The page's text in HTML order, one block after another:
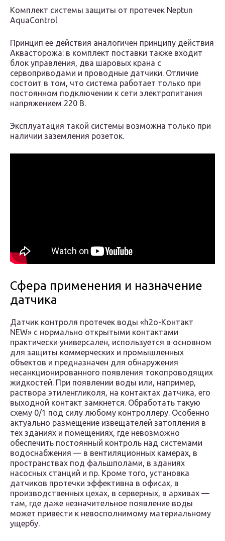
Комплект системы защиты от протечек Neptun
AquaControl
Принцип ее действия аналогичен принципу действия
Аквасторожа: в комплект поставки также входит
блок управления, два шаровых крана с
сервоприводами и проводные датчики. Отличие
состоит в том, что система работает только при
постоянном подключении к сети электропитания
напряжением 220 В.
Эксплуатация такой системы возможна только при
наличии заземления розеток.
Сфера применения и назначение
датчика
Датчик контроля протечек воды «h2o-Контакт
NEW» с нормально открытыми контактами
практически универсален, используется в основном
для защиты коммерческих и промышленных
объектов и предназначен для обнаружения
несанкционированного появления токопроводящих
жидкостей. При появлении воды или, например,
раствора этиленгликоля, на контактах датчика, его
выходной контакт замкнется. Обработать такую
схему 0/1 под силу любому контроллеру. Особенно
актуально размещение извещателей затопления в
тех зданиях и помещениях, где невозможно
обеспечить постоянный контроль над системами
водоснабжения — в вентиляционных камерах, в
пространствах под фальшполами, в зданиях
насосных станций и пр. Кроме того, установка
датчиков протечки эффективна в офисах, в
производственных цехах, в серверных, в архивах —
там, где даже незначительное появление воды
может привести к невосполнимому материальному
ущербу.